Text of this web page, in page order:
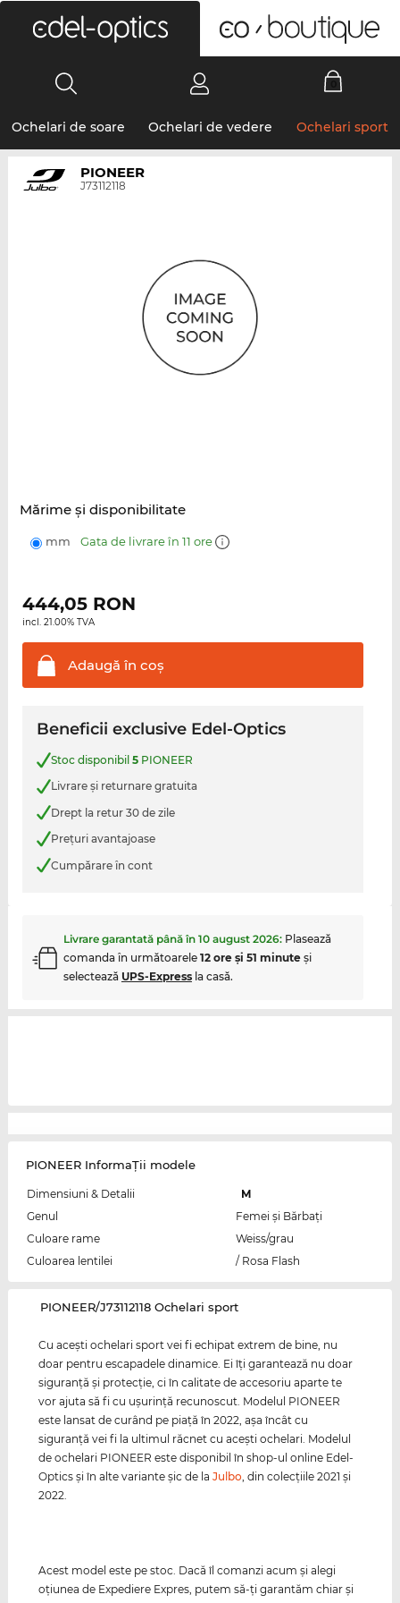
Ochelari de soare Ochelari de vedere Ochelari sport
PIONEER
J73112118
Mărime şi disponibilitate
mm Gata de livrare în 11 ore
444,05RON
incl. 21.00% TVA
Adaugă în coş
Beneficii exclusive Edel-Optics
Stoc disponibil 5PIONEER
Livrare şi returnare gratuita
Drept la retur 30 de zile
Preţuri avantajoase
Cumpărare în cont
Livrare garantată până în 10 august 2026: Plasează
comanda în următoarele 12 ore şi 51 minuteşi
selectează UPS-Expressla casă.
PIONEER InformaŢii modele
Dimensiuni & Detalii
M
Genul
Femei şi Bărbaţi
Culoare rame
Weiss/grau
Culoarea lentilei
/ Rosa Flash
‌PIONEER/J73112118 Ochelari sport
Cu aceşti ochelari sport vei fi echipat extrem de bine, nu
doar pentru escapadele dinamice. Ei îţi garantează nu doar
siguranţă şi protecţie, ci în calitate de accesoriu aparte te
vor ajuta să fi cu uşurinţă recunoscut. Modelul PIONEER
este lansat de curând pe piaţă în 2022, aşa încât cu
siguranţă vei fi la ultimul răcnet cu aceşti ochelari. Modelul
de ochelari PIONEER este disponibil în shop-ul online Edel-
Optics şi în alte variante şic de laJulbo, din colecţiile 2021 şi
2022.
Acest model este pe stoc. Dacă îl comanzi acum şi alegi
oţiunea de Expediere Expres, putem să-ţi garantăm chiar şi